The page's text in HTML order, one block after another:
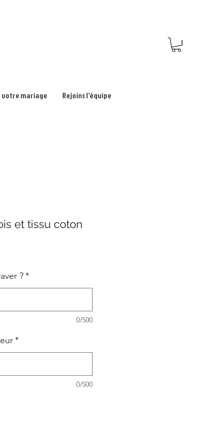
votre mariage Rejoins l'équipe
et tissu coton
?*
0/500
*
0/500